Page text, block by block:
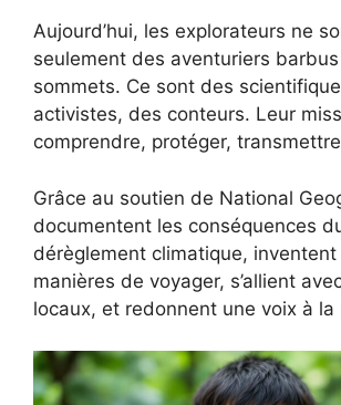
Aujourd’hui, les explorateurs ne
seulement des aventuriers
sommets. Ce sont des
activistes, des conteurs. Leur
comprendre, protéger,
Grâce au soutien de National
documentent les conséquences
dérèglement climatique,
manières de voyager, s’allient
locaux, et redonnent une voix à la